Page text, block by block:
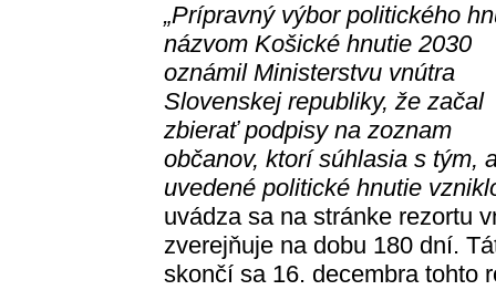
„Prípravný výbor politického
názvom Košické hnutie 2030
oznámil Ministerstvu vnútra
Slovenskej republiky, že začal
zbierať podpisy na zoznam
občanov, ktorí súhlasia s tým,
uvedené politické hnutie
uvádza sa na stránke rezortu
zverejňuje na dobu 180 dní.
skončí sa 16. decembra tohto